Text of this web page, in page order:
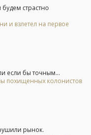
страстно
и взлетел на первое
если бы точным...
похищенных колонистов
рынок.